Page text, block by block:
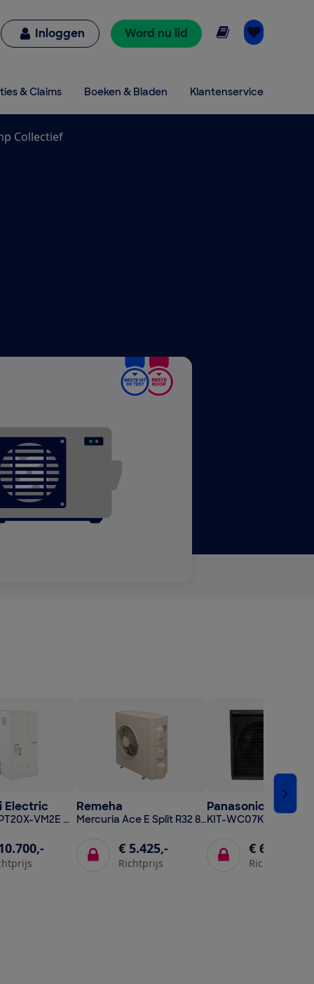
Inloggen Word nu lid Online lezen
& Claims Boeken & Bladen Klantenservice
Collectief
Electric
Ecodan ERPT20X-VM2E met PUZ-WZ60 VAA
Remeha
Mercuria Ace E Split R32 8 MR (Mercuria Ace E Split R32 4,5-8 met AWHPR 8 R32 MR)
€ 5.425,-
Richtprijs
Panasonic
€ 6.600,-
Richtprijs